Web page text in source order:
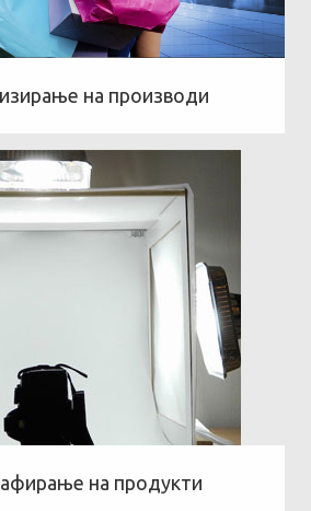
на производи
на продукти